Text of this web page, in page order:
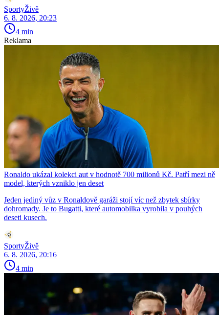
SportyŽivě
6. 8. 2026, 20:23
4 min
Reklama
Ronaldo ukázal kolekci aut v hodnotě 700 milionů Kč. Patří mezi ně
model, kterých vzniklo jen deset
Jeden jediný vůz v Ronaldově garáži stojí víc než zbytek sbírky
dohromady. Je to Bugatti, které automobilka vyrobila v pouhých
deseti kusech.
SportyŽivě
6. 8. 2026, 20:16
4 min